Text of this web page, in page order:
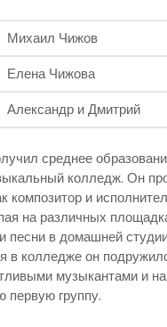
Михаил Чижов
Елена Чижова
Александр и Дмитрий
среднее
колледж. Он
композитор и
на различных
песни в домашней
в колледже он
музыкантами и
первую группу.